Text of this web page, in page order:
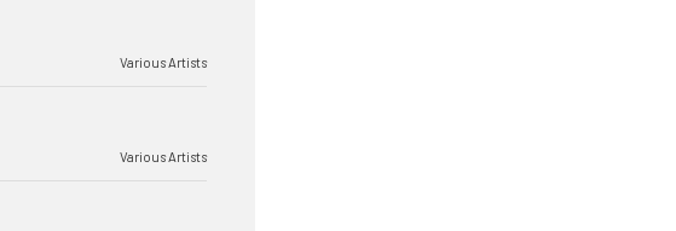
Various Artists
Various Artists